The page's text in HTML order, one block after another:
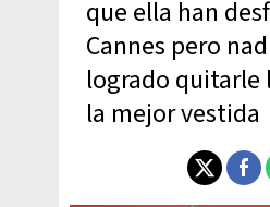
que ella han
Cannes pero
logrado quitarle
la mejor vestida